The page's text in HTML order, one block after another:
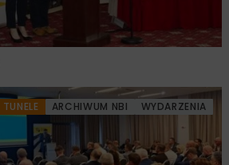
TUNELE ARCHIWUM NBI WYDARZENIA